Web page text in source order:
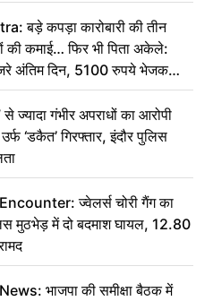
बड़े कपड़ा कारोबारी की तीन
की कमाई… फिर भी पिता अकेले:
अंतिम दिन, 5100 रुपये भेजकर
कर दीजिए हम नहीं आ पाएंगे
गंभीर अपराधों का आरोपी
‘डकैत’ गिरफ्तार, इंदौर पुलिस
ज्वेलर्स चोरी गैंग का
मुठभेड़ में दो बदमाश घायल, 12.80
भाजपा की समीक्षा बैठक में